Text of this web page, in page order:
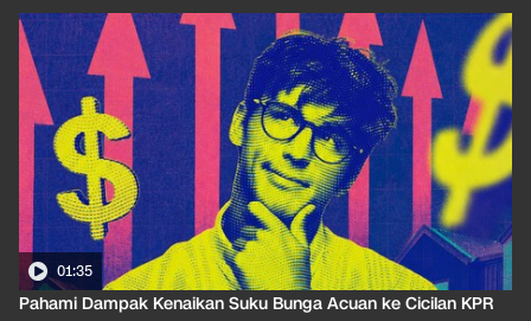
01:35
Pahami Dampak Kenaikan Suku Bunga Acuan ke Cicilan KPR